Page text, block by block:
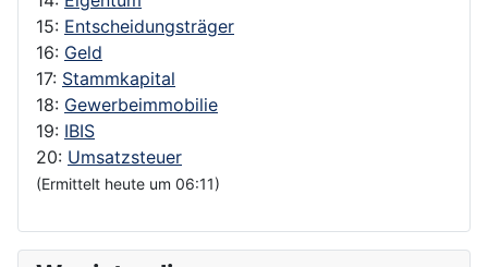
15: Entscheidungsträger
16: Geld
17: Stammkapital
18: Gewerbeimmobilie
19: IBIS
20: Umsatzsteuer
(Ermittelt heute um 06:11)